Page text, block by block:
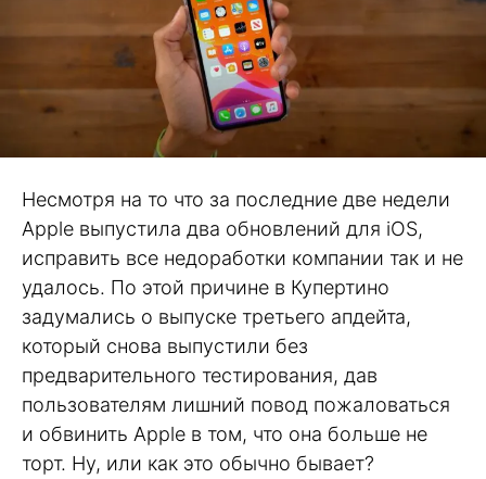
Несмотря на то что за последние две недели
Apple выпустила два обновлений для iOS,
исправить все недоработки компании так и не
удалось. По этой причине в Купертино
задумались о выпуске третьего апдейта,
который снова выпустили без
предварительного тестирования, дав
пользователям лишний повод пожаловаться
и обвинить Apple в том, что она больше не
торт. Ну, или как это обычно бывает?